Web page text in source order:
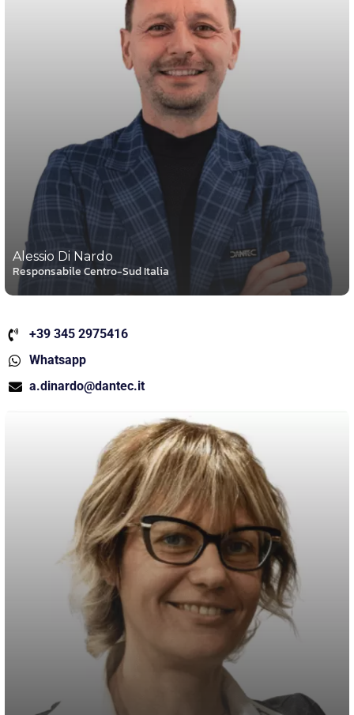
Alessio Di Nardo
Responsabile Centro-Sud Italia
+39 345 2975416
Whatsapp
a.dinardo@dantec.it